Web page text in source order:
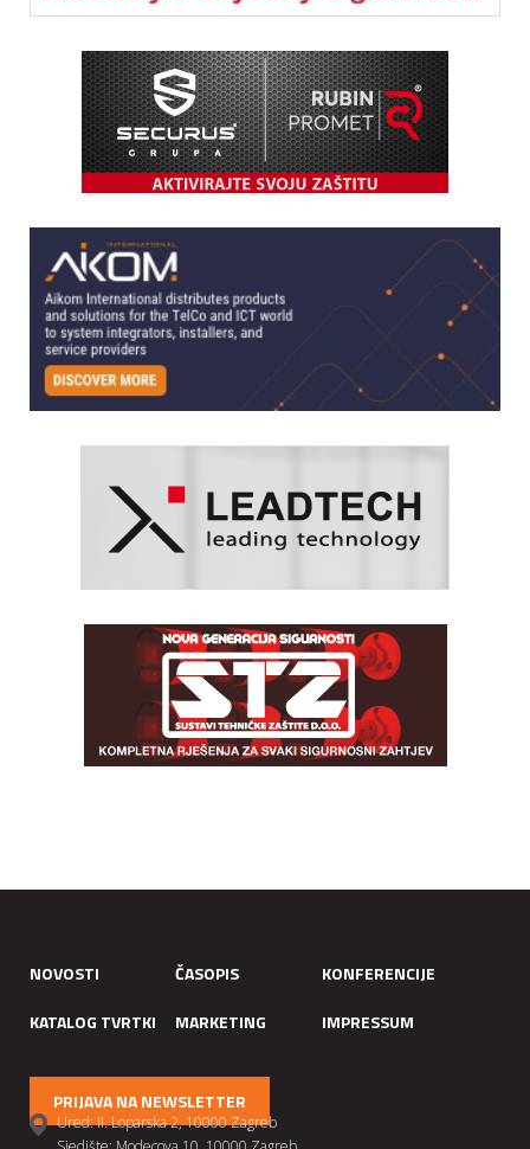
NOVOSTI ČASOPIS
KONFERENCIJE
KATALOG TVRTKI
MARKETING IMPRESSUM
PRIJAVA NA NEWSLETTER
Ured: II. Loparska 2, 10000 Zagreb